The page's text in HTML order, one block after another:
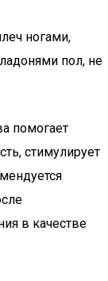
ногами,
пол, не
помогает
стимулирует
в качестве